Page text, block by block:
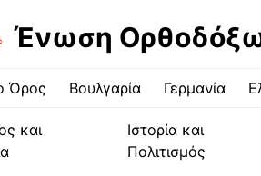
Ένωση
Όρος Βουλγαρία Γερμανία
και
Ιστορία και
Πολιτισμός